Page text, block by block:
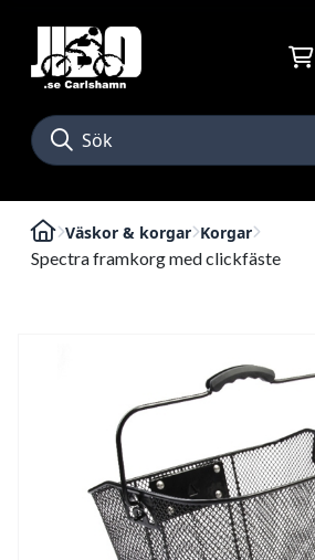
Väskor & korgar Korgar
Spectra framkorg med clickfäste